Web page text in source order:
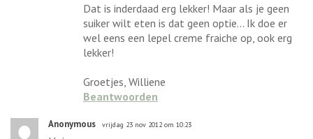
Dat is inderdaad erg lekker! Maar als je geen
suiker wilt eten is dat geen optie... Ik doe er
wel eens een lepel creme fraiche op, ook erg
lekker!
Groetjes, Williene
Beantwoorden
Anonymous vrijdag 23 nov 2012 om 10:23